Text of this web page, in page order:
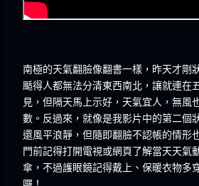
南極的天氣翻臉像翻書一樣，昨天才剛
颳得人都無法分清東西南北，讓就連在
見，但隔天馬上示好，天氣宜人，無風
數。反過來，就像是我影片中的第二個
還風平浪靜，但隨即翻臉不認帳的情形
門前記得打開電視或網頁了解當天天氣
傘，不過護眼鏡記得戴上、保暖衣物多
囉！